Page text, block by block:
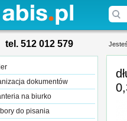
tel. 512 012 579
dokumentów
na biurko
do pisania